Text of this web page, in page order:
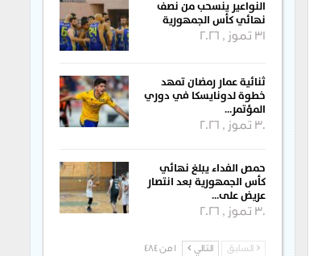
النواعير ينسحب من نصف
نهائي كأس الجمهورية
31 تموز , 2026
ثنائية عمار رمضان تمهد
خطوة لدونايسكا في دوري
المؤتمر…
30 تموز , 2026
حمص الفداء يبلغ نهائي
كأس الجمهورية بعد انتصار
عريض على…
30 تموز , 2026
السابق التالي 1 من 484